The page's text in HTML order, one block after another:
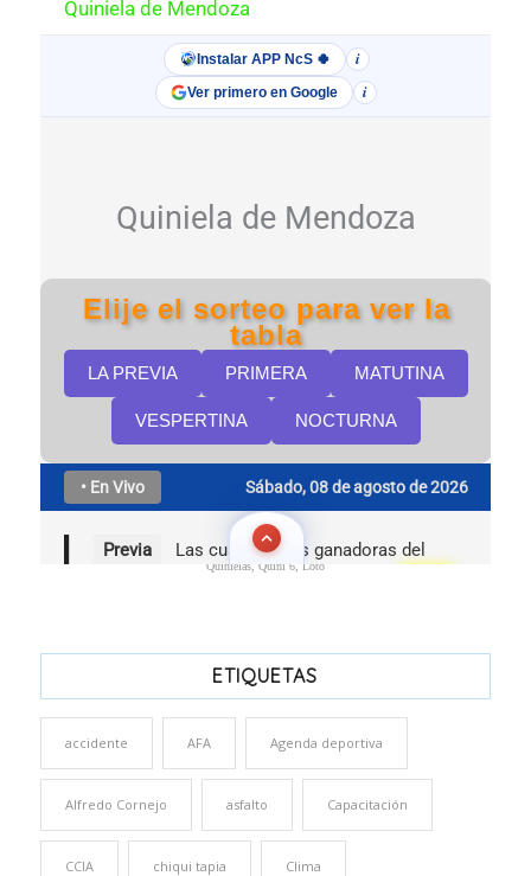
Quinielas, Quini 6, Loto
ETIQUETAS
accidente AFA Agenda deportiva
Alfredo Cornejo asfalto Capacitación
CCIA chiqui tapia Clima